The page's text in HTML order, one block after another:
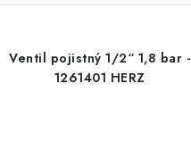
Ventil pojistný 1/2“ 1,8 bar -
1261401 HERZ